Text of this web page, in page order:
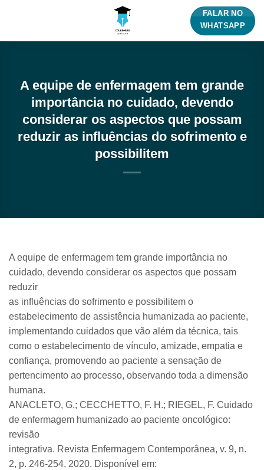
FALAR NO
WHATSAPP
A equipe de enfermagem tem grande
importância no cuidado, devendo
considerar os aspectos que possam
reduzir as influências do sofrimento e
possibilitem
A equipe de enfermagem tem grande importância no
cuidado, devendo considerar os aspectos que possam
reduzir
as influências do sofrimento e possibilitem o
estabelecimento de assistência humanizada ao paciente,
implementando cuidados que vão além da técnica, tais
como o estabelecimento de vínculo, amizade, empatia e
confiança, promovendo ao paciente a sensação de
pertencimento ao processo, observando toda a dimensão
humana.
ANACLETO, G.; CECCHETTO, F. H.; RIEGEL, F. Cuidado
de enfermagem humanizado ao paciente oncológico:
revisão
integrativa. Revista Enfermagem Contemporânea, v. 9, n.
2, p. 246-254, 2020. Disponível em: